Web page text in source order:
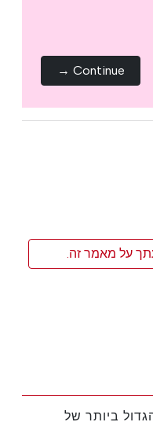
Continue →
על מאמר זה.
ביותר של